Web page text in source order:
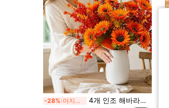
-28% 마지막 3일 4개 인조 해바라기 부케, 안개꽃과 봄 풀 포함, 인조 꽃, 가을 수확 스타일 DIY 홈 데코 플로럴 어레인지먼트, 추수감사절, 크리스마스, 탁상, 정원, 야외, 실내, 웨딩, 부케 화병 필러, 식탁 센터피스, 침실, 주방